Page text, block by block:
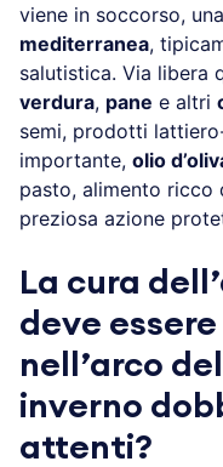
viene in soccorso,
mediterranea,
salutistica. Via libera
verdura, pane e altri
semi, prodotti
importante, olio
pasto, alimento ricco
preziosa azione
La cura
deve
nell’arco
inverno
attenti?